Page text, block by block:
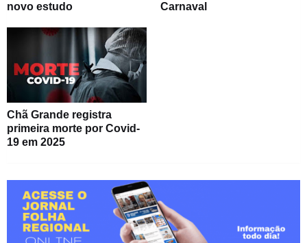
novo estudo
Carnaval
Chã Grande registra
primeira morte por Covid-
19 em 2025